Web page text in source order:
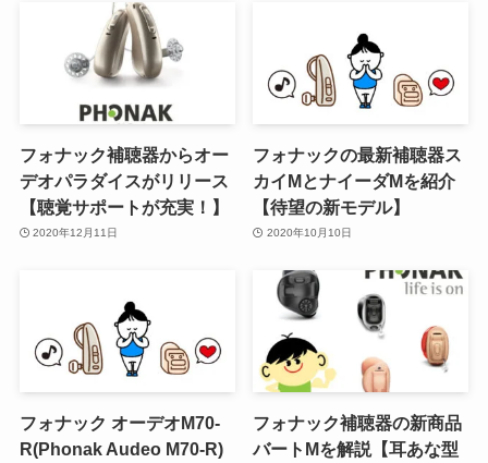
フォナック補聴器からオー
デオパラダイスがリリース
【聴覚サポートが充実！】
2020年12月11日
フォナックの最新補聴器ス
カイMとナイーダMを紹介
【待望の新モデル】
2020年10月10日
フォナック オーデオM70-
R(Phonak Audeo M70-R)
フォナック補聴器の新商品
バートMを解説【耳あな型